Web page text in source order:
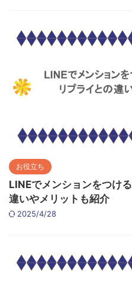
お役立ち
LINEでメンションをつけ
違いやメリットも紹介
2025/4/28